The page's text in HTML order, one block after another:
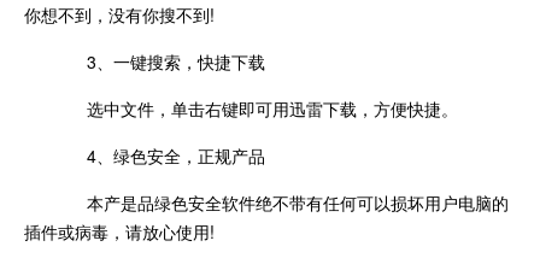
你想不到，没有你搜不到!
3、一键搜索，快捷下载
选中文件，单击右键即可用迅雷下载，方便快捷。
4、绿色安全，正规产品
本产是品绿色安全软件绝不带有任何可以损坏用户电脑的
插件或病毒，请放心使用!